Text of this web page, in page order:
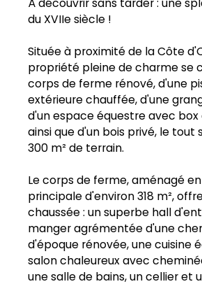
du XVIIe siècle !
Située à proximité de la Côte
propriété pleine de charme se
corps de ferme rénové, d'une
extérieure chauffée, d'une
d'un espace équestre avec
ainsi que d'un bois privé, le tout
300 m² de terrain.
Le corps de ferme, aménagé
principale d'environ 318 m²,
chaussée : un superbe hall
manger agrémentée d'une
d'époque rénovée, une cuisine
salon chaleureux avec
une salle de bains, un cellier et